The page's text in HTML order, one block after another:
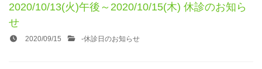
2020/10/13(火)午後～2020/10/15(木) 休診のお知ら
せ
2020/09/15 -休診日のお知らせ